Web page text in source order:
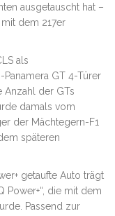
ausgetauscht hat –
dem 217er
als
GT 4-Türer
Anzahl der GTs
damals vom
der Mächtegern-F1
späteren
getaufte Auto trägt
Power+“, die mit dem
Passend zur